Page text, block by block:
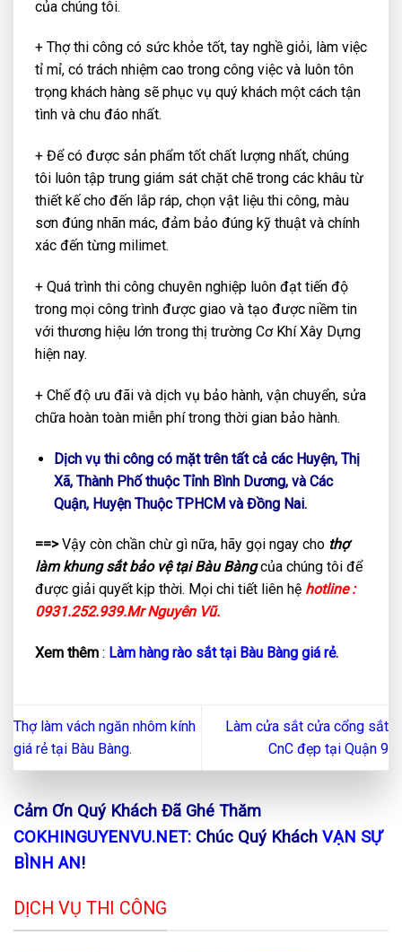
của chúng tôi.
+ Thợ thi công có sức khỏe tốt, tay nghề giỏi, làm việc
tỉ mỉ, có trách nhiệm cao trong công việc và luôn tôn
trọng khách hàng sẽ phục vụ quý khách một cách tận
tình và chu đáo nhất.
+ Để có được sản phẩm tốt chất lượng nhất, chúng
tôi luôn tập trung giám sát chặt chẽ trong các khâu từ
thiết kế cho đến lắp ráp, chọn vật liệu thi công, màu
sơn đúng nhãn mác, đảm bảo đúng kỹ thuật và chính
xác đến từng milimet.
+ Quá trình thi công chuyên nghiệp luôn đạt tiến độ
trong mọi công trình được giao và tạo được niềm tin
với thương hiệu lớn trong thị trường Cơ Khí Xây Dựng
hiện nay.
+ Chế độ ưu đãi và dịch vụ bảo hành, vận chuyển, sửa
chữa hoàn toàn miễn phí trong thời gian bảo hành.
Dịch vụ thi công có mặt trên tất cả các Huyện, Thị
Xã, Thành Phố thuộc Tỉnh Bình Dương, và Các
Quận, Huyện Thuộc TPHCM và Đồng Nai.
==>Vậy còn chần chừ gì nữa, hãy gọi ngay cho thợ
làm khung sắt bảo vệ tại Bàu Bàngcủa chúng tôi để
được giải quyết kịp thời. Mọi chi tiết liên hệ hotline :
0931.252.939.Mr Nguyên Vũ.
Xem thêm : Làm hàng rào sắt tại Bàu Bàng giá rẻ.
Thợ làm vách ngăn nhôm kính
giá rẻ tại Bàu Bàng.
Làm cửa sắt cửa cổng sắt
CnC đẹp tại Quận 9
Cảm Ơn Quý Khách Đã Ghé Thăm
COKHINGUYENVU.NET: Chúc Quý Khách VẠN SỰ
BÌNH AN!
DỊCH VỤ THI CÔNG